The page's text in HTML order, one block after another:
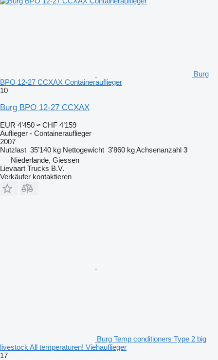
Burg
BPO 12-27 CCXAX Containerauflieger
10
Burg BPO 12-27 CCXAX
EUR 4’450 ≈ CHF 4’159
Auflieger - Containerauflieger
2007
Nutzlast 35’140 kg Nettogewicht 3’860 kgAchsenanzahl 3
Niederlande, Giessen
Lievaart Trucks B.V.
Verkäufer kontaktieren
Burg Temp conditioners Type 2 big
livestock All temperaturen! Viehauflieger
17